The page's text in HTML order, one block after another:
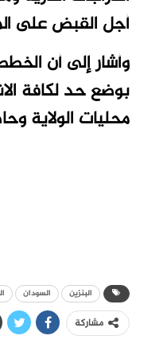
أجل القبض على
وأشار إلى أن
بوضع حد لكافة
محليات الولاية
البنزين السودان
مشاركة